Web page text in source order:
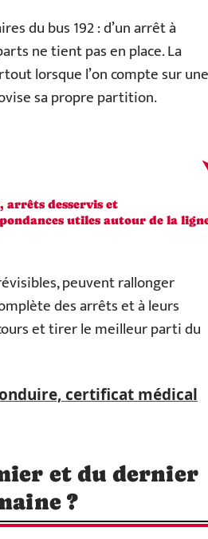
du bus 192 : d’un arrêt à
ne tient pas en place. La
lorsque l’on compte sur une
sa propre partition.
arrêts desservis et
utiles autour de la
peuvent rallonger
des arrêts et à leurs
et tirer le meilleur parti du
certificat médical
et du dernier
?